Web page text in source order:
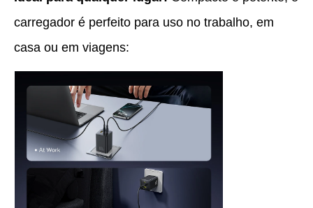
carregador é perfeito para uso no trabalho, em
casa ou em viagens: